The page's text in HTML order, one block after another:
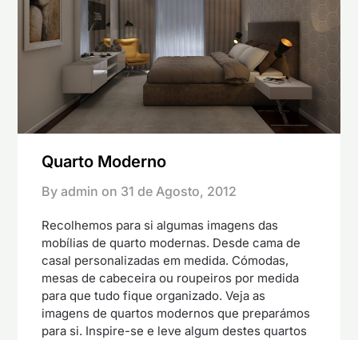
Quarto Moderno
By admin on 31 de Agosto, 2012
Recolhemos para si algumas imagens das
mobílias de quarto modernas. Desde cama de
casal personalizadas em medida. Cómodas,
mesas de cabeceira ou roupeiros por medida
para que tudo fique organizado. Veja as
imagens de quartos modernos que preparámos
para si. Inspire-se e leve algum destes quartos